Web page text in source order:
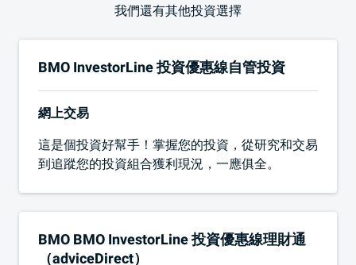
我們還有其他投資選擇
BMO InvestorLine 投資優惠線自管投資
網上交易
這是個投資好幫手！掌握您的投資，從研究和交易
到追蹤您的投資組合獲利現況，一應俱全。
BMOBMO InvestorLine 投資優惠線理財通
（adviceDirect）